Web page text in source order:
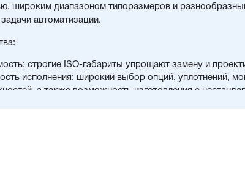
широким диапазоном типоразмеров и
автоматизации.
строгие ISO-габариты упрощают замену и
исполнения: широкий выбор опций, уплотнений,
а также возможность изготовления с